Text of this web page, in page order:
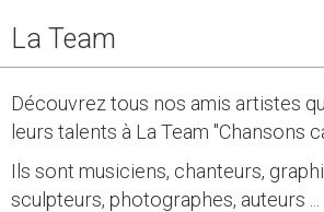
La Team
Découvrez tous nos amis artistes
leurs talents à La Team "Chansons
Ils sont musiciens, chanteurs,
sculpteurs, photographes, auteurs ...